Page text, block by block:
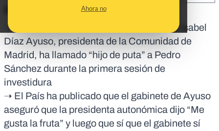
Ahora no
➝ Circulan contenidos que aseguran que Isabel
Díaz Ayuso, presidenta de la Comunidad de
Madrid, ha llamado “hijo de puta” a Pedro
Sánchez durante la primera sesión de
investidura
➝ El País ha publicado que el gabinete de Ayuso
aseguró que la presidenta autonómica dijo “Me
gusta la fruta” y luego que sí que el gabinete sí